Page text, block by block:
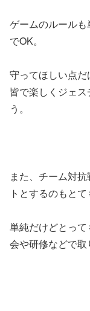
ゲームのルール
でOK。
守ってほしい点だ
皆で楽しくジェ
う。
また、チーム対
トとするのもとて
単純だけどとっ
会や研修などで取